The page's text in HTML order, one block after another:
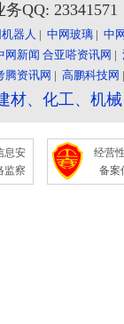
务QQ:
器人 | 中网玻璃 | 中
网新闻 合亚嗒资讯网 |
腾资讯网 | 高鹏科技网
材、化工、机
息安
监察
经营
备案